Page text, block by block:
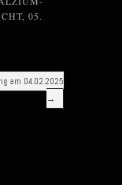
05.
am 04.02.2025
→